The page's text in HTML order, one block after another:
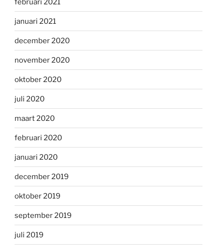
februari 2021
januari 2021
december 2020
november 2020
oktober 2020
juli 2020
maart 2020
februari 2020
januari 2020
december 2019
oktober 2019
september 2019
juli 2019